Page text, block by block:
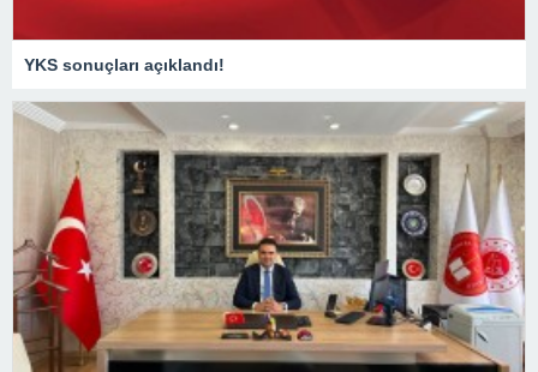
YKS sonuçları açıklandı!